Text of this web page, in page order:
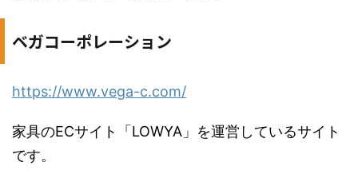
ベガコーポレーション
https://www.vega-c.com/
家具のECサイト「LOWYA」を運営しているサイト
です。